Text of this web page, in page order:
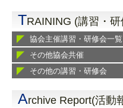
TRAINING (講習・研
協会主催講習・研修会一覧
その他協会共催
その他の講習・研修会
Archive Report(活動